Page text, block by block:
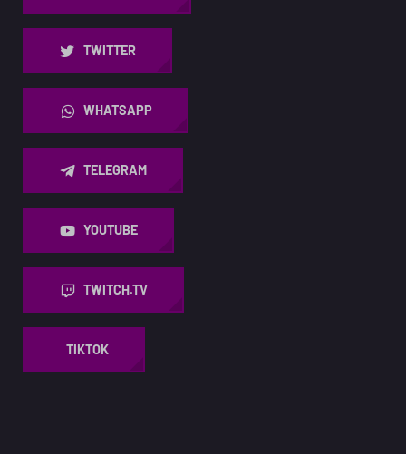
TWITTER
WHATSAPP
TELEGRAM
YOUTUBE
TWITCH.TV
TIKTOK